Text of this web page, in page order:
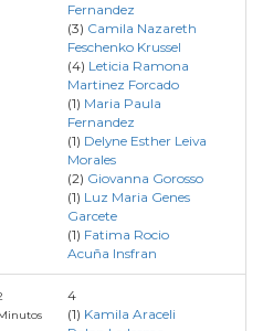
Fernandez
(3) Camila Nazareth
Feschenko Krussel
(4) Leticia Ramona
Martinez Forcado
(1) Maria Paula
Fernandez
(1) Delyne Esther Leiva
Morales
(2) Giovanna Gorosso
(1) Luz Maria Genes
Garcete
(1) Fatima Rocio
Acuña Insfran
4
(1) Kamila Araceli